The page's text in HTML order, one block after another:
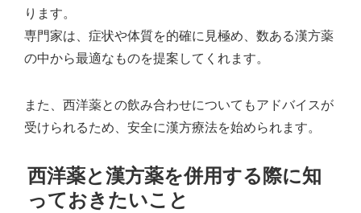
ります。
専門家は、症状や体質を的確に見極め、数ある漢方薬
の中から最適なものを提案してくれます。
また、西洋薬との飲み合わせについてもアドバイスが
受けられるため、安全に漢方療法を始められます。
西洋薬と漢方薬を併用する際に知
っておきたいこと